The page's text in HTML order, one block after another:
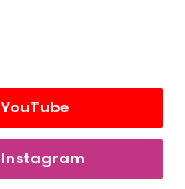
YouTube
Instagram